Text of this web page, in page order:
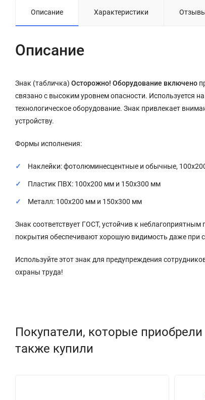
Описание Характеристики
Описание
Знак (табличка) Осторожно! Оборудование включено
связано с высоким уровнем опасности. Используется
технологическое оборудование. Знак привлекает
устройству.
Формы исполнения:
Наклейки: фотолюминесцентные и обычные,
Пластик ПВХ: 100x200 мм и 150x300 мм
Металл: 100x200 мм и 150x300 мм
Знак соответствует ГОСТ, устойчив к
покрытия обеспечивают хорошую видимость даже при
Используйте этот знак для предупреждения
охраны труда!
Покупатели, которые
также купили